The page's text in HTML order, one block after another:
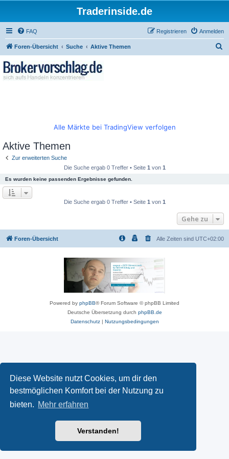
Diese Website nutzt Cookies, um dir den
bestmöglichen Komfort bei der Nutzung zu
bieten. Mehr erfahren
Verstanden!
Traderinside.de
FAQ Anmelden
Registrieren
Foren-Übersicht Suche Aktive Themen
Alle Märkte bei TradingView verfolgen
Aktive Themen
Zur erweiterten Suche
Die Suche ergab 0 Treffer • Seite 1 von 1
Es wurden keine passenden Ergebnisse gefunden.
Die Suche ergab 0 Treffer • Seite 1 von 1
Gehe zu
Foren-Übersicht Alle Zeiten sind UTC+02:00
Powered by phpBB® Forum Software © phpBB Limited
Deutsche Übersetzung durch phpBB.de
Datenschutz| Nutzungsbedingungen